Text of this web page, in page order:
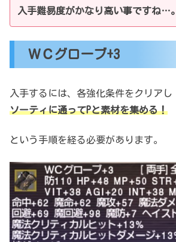
入手難易度がかなり高い事ですね…。
ＷＣグローブ+3
入手するには、各強化条件をクリアし
ソーティに通ってPと素材を集める！
という手順を経る必要があります。